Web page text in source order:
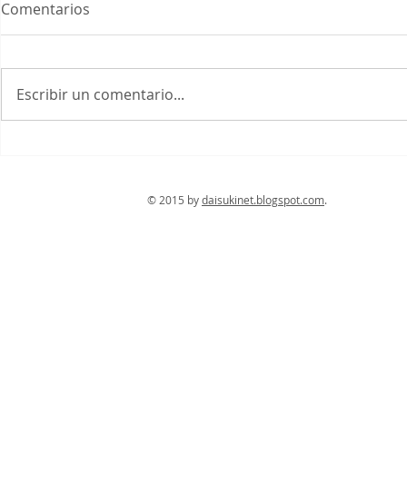
El Parque Nara
Santuario
Comentarios
Escribir un comentario...
© 2015 bydaisukinet.blogspot.com.